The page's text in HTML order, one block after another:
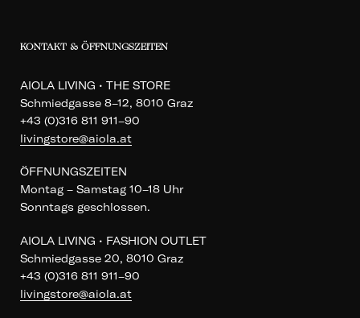
KONTAKT & ÖFFNUNGSZEITEN
AIOLA LIVING • THE STORE
Schmiedgasse 8–12, 8010 Graz
+43 (0)316 811 911–90
livingstore@aiola.at
ÖFFNUNGSZEITEN
Montag – Samstag 10–18 Uhr
Sonntags geschlossen.
AIOLA LIVING • FASHION OUTLET
Schmiedgasse 20, 8010 Graz
+43 (0)316 811 911–90
livingstore@aiola.at